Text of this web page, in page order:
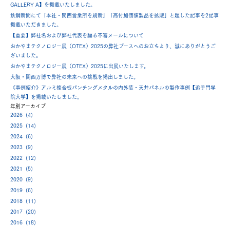
GALLERY A】を掲載いたしました。
鉄鋼新聞にて「本社・関西営業所を刷新」「高付加価値製品を拡販」と題した記事を2記事
掲載いただきました。
【重要】弊社名および弊社代表を騙る不審メールについて
おかやまテクノロジー展（OTEX）2025の弊社ブースへのお立ちより、誠にありがとうご
ざいました。
おかやまテクノロジー展（OTEX）2025に出展いたします。
大阪・関西万博で弊社の未来への挑戦を掲出しました。
《事例紹介》アルミ複合板パンチングメタルの内外装・天井パネルの製作事例【追手門学
院大学】を掲載いたしました。
年別アーカイブ
2026 (4)
2025 (14)
2024 (6)
2023 (9)
2022 (12)
2021 (5)
2020 (9)
2019 (6)
2018 (11)
2017 (20)
2016 (18)